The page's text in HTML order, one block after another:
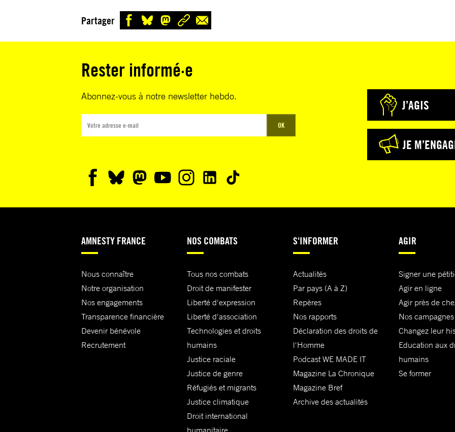
Partager
Rester informé·e
Abonnez-vous à notre newsletter hebdo.
OK
J’AGIS
JE
AMNESTY FRANCE
Nous connaître
Notre organisation
Nos engagements
Transparence financière
Devenir bénévole
Recrutement
NOS COMBATS
Tous nos combats
Droit de manifester
Liberté d'expression
Liberté d'association
Technologies et droits
humains
Justice raciale
Justice de genre
Réfugiés et migrants
Justice climatique
Droit international
humanitaire
S'INFORMER
Actualités
Par pays (A à Z)
Repères
Nos rapports
Déclaration des droits de
l'Homme
Podcast WE MADE IT
Magazine La Chronique
Magazine Bref
Archive des actualités
AGIR
Signer une
Agir en ligne
Agir près de
Nos campagnes
Changez leur
Education aux
humains
Se former